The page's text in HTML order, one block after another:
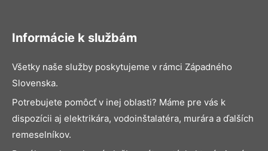
Informácie k službám
Všetky naše služby poskytujeme v rámci Západného
Slovenska.
Potrebujete pomôcť v inej oblasti? Máme pre vás k
dispozícii aj elektrikára, vodoinštalatéra, murára a ďalších
remeselníkov.